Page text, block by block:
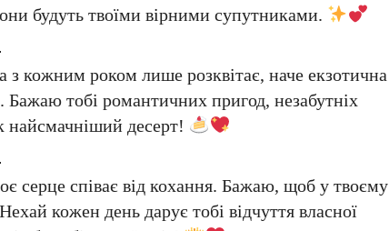
будуть твоїми вірними супутниками.
кожним роком лише розквітає, наче екзотична
тобі романтичних пригод, незабутніх
найсмачніший десерт!
серце співає від кохання. Бажаю, щоб у твоєму
кожен день дарує тобі відчуття власної